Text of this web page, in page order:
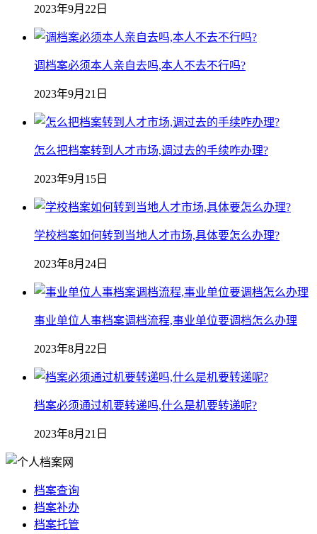
2023年9月22日
调档案必须本人亲自去吗,本人不去不行吗?
2023年9月21日
怎么把档案转到人才市场,调过去的手续咋办理?
2023年9月15日
学校档案如何转到当地人才市场,具体要怎么办理?
2023年8月24日
事业单位人事档案调档流程,事业单位要调档怎么办理
2023年8月22日
档案必须通过机要转递吗,什么是机要转递呢?
2023年8月21日
档案查询
档案补办
档案托管